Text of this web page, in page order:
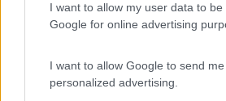
I want to allow my user data to be
Google for online advertising
I want to allow Google to send me
personalized advertising.
pietrovt
106
Grazie a tutti ma in questi anni non
intervallo di funzionamento che genera